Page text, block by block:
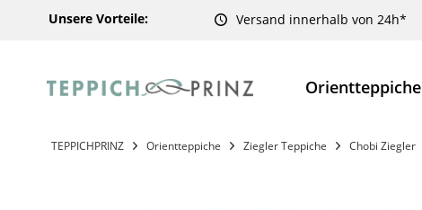
Unsere Vorteile: Versand innerhalb von 24h*
Orientteppiche
TEPPICHPRINZ Orientteppiche Ziegler Teppiche Chobi Ziegler